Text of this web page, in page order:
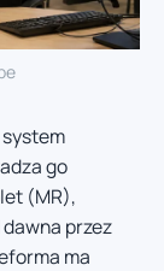
go
(MR),
przez
ma